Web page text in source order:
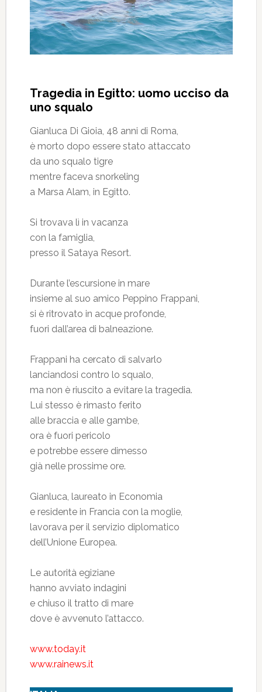
Tragedia in Egitto: uomo ucciso da
uno squalo
Gianluca Di Gioia, 48 anni di Roma,
è morto dopo essere stato attaccato
da uno squalo tigre
mentre faceva snorkeling
a Marsa Alam, in Egitto.
Si trovava lì in vacanza
con la famiglia,
presso il Sataya Resort.
Durante l’escursione in mare
insieme al suo amico Peppino Frappani,
si è ritrovato in acque profonde,
fuori dall’area di balneazione.
Frappani ha cercato di salvarlo
lanciandosi contro lo squalo,
ma non è riuscito a evitare la tragedia.
Lui stesso è rimasto ferito
alle braccia e alle gambe,
ora è fuori pericolo
e potrebbe essere dimesso
già nelle prossime ore.
Gianluca, laureato in Economia
e residente in Francia con la moglie,
lavorava per il servizio diplomatico
dell’Unione Europea.
Le autorità egiziane
hanno avviato indagini
e chiuso il tratto di mare
dove è avvenuto l’attacco.
www.today.it
www.rainews.it